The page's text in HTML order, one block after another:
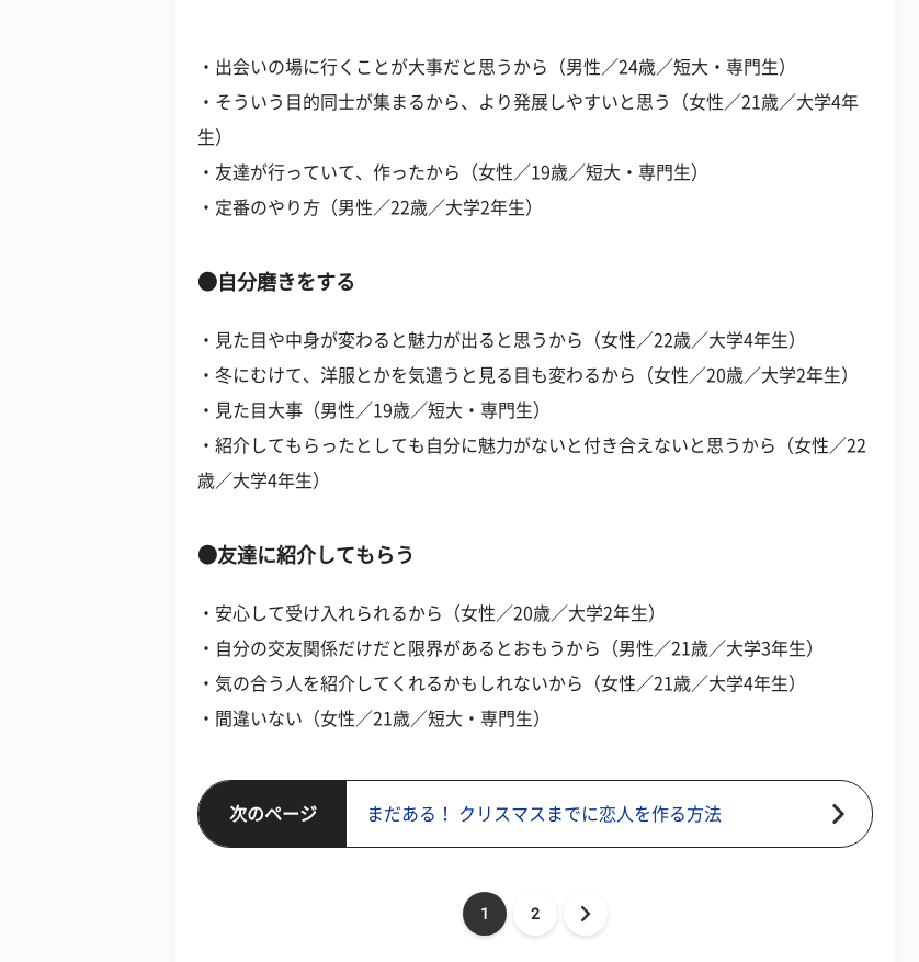
・出会いの場に行くことが大事だと思うから（男性／24歳／短大・専門生）
・そういう目的同士が集まるから、より発展しやすいと思う（女性／21歳／大学4年
生）
・友達が行っていて、作ったから（女性／19歳／短大・専門生）
・定番のやり方（男性／22歳／大学2年生）
●自分磨きをする
・見た目や中身が変わると魅力が出ると思うから（女性／22歳／大学4年生）
・冬にむけて、洋服とかを気遣うと見る目も変わるから（女性／20歳／大学2年生）
・見た目大事（男性／19歳／短大・専門生）
・紹介してもらったとしても自分に魅力がないと付き合えないと思うから（女性／22
歳／大学4年生）
●友達に紹介してもらう
・安心して受け入れられるから（女性／20歳／大学2年生）
・自分の交友関係だけだと限界があるとおもうから（男性／21歳／大学3年生）
・気の合う人を紹介してくれるかもしれないから（女性／21歳／大学4年生）
・間違いない（女性／21歳／短大・専門生）
次のページ まだある！ クリスマスまでに恋人を作る方法
1 2